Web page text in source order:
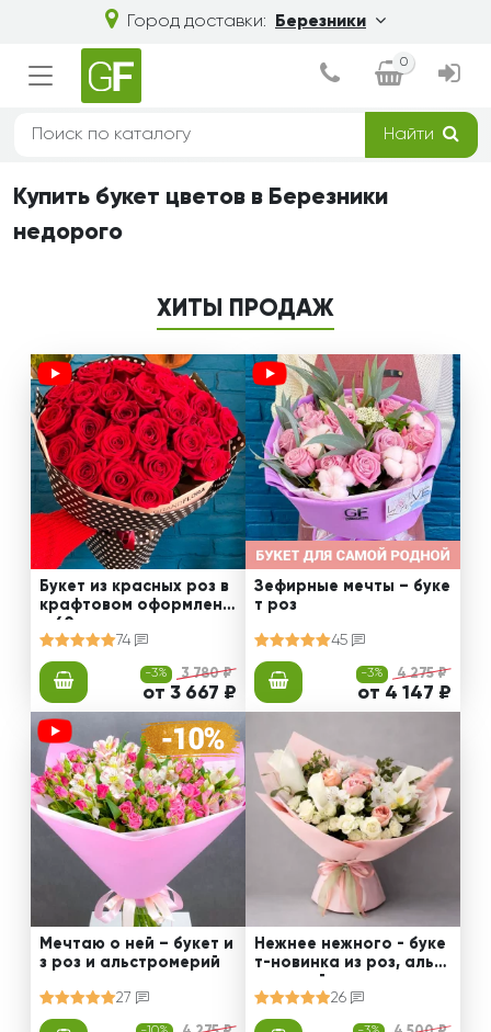
Город доставки: Березники
0
Найти
Купить букет цветов в Березники
недорого
ХИТЫ ПРОДАЖ
Букет из красных роз в
крафтовом оформлени
и 60 см
74
-3% 3 780 ₽
от 3 667 ₽
Зефирные мечты – буке
т роз
45
-3% 4 275 ₽
от 4 147 ₽
Мечтаю о ней – букет и
з роз и альстромерий
27
Нежнее нежного - буке
т-новинка из роз, альст
ромерий и калл
26